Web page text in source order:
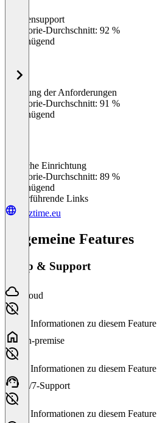
Kundensupport
Kategorie-Durchschnitt: 92 %
Ungenügend
Erfüllung der Anforderungen
Kategorie-Durchschnitt: 91 %
Ungenügend
Einfache Einrichtung
Kategorie-Durchschnitt: 89 %
Ungenügend
Weiterführende Links
bizztime.eu
Allgemeine Features
Setup & Support
Cloud
Keine Informationen zu diesem Feature
On-premise
Keine Informationen zu diesem Feature
24/7-Support
Keine Informationen zu diesem Feature